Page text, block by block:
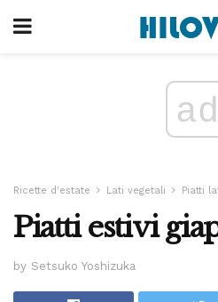
ad
Ricette d'estate Lati vegetali Piatti
Piatti estivi
by Setsuko Yoshizuka